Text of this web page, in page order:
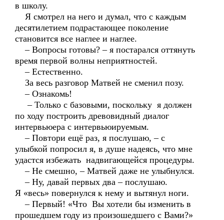
в школу.
Я смотрел на него и думал, что с каждым
десятилетием подрастающее поколение
становится все наглее и наглее.
– Вопросы готовы? – я постарался оттянуть
время первой волны неприятностей.
– Естественно.
За весь разговор Матвей не сменил позу.
– Ознакомь!
– Только с базовыми, поскольку я должен
по ходу построить древовидный диалог
интервьюера с интервьюируемым.
– Повтори ещё раз, я послушаю, – с
улыбкой попросил я, в душе надеясь, что мне
удастся избежать надвигающейся процедуры.
– Не смешно, – Матвей даже не улыбнулся.
– Ну, давай первых два – послушаю.
Я «весь» повернулся к нему и вытянул ноги.
– Первый! «Что Вы хотели бы изменить в
прошедшем году из произошедшего с Вами?»